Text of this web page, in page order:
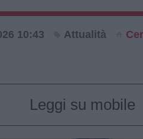
10:43 Attualità
Leggi su mobile